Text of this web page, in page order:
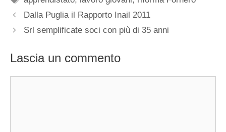
Dalla Puglia il Rapporto Inail 2011
Srl semplificate soci con più di 35 anni
Lascia un commento